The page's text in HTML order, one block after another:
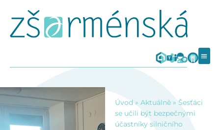
Úvod » Aktuálně» Šesťáci
se učili být bezpečnými
účastníky silničního